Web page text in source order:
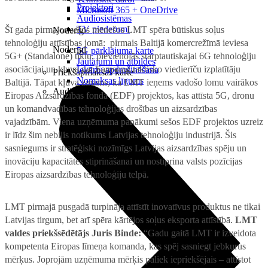
Microsoft 365 + OneDrive
Noderīgi
5G pārklājuma karte
Jautājumi un atbildes
Priekšapmaksas karte
Projektori
Audiosistēmas
TV piederumi
Noderīgi
Iekārtu apdrošināšana
Nomaksas līgums
Audio
Šī gada pirmajos sešos mēnešos LMT spēra būtiskus soļus
tehnoloģiju attīstības jomā: pirmais Baltijā komercrežīmā ieviesa
5G+ (Standalone) tīklu, pievienojās starptautiskajai 6G tehnoloģiju
asociācijai un kļuva par Samsung taktisko viedierīču izplatītāju
Baltijā. Tāpat kļuva zināms, ka LMT ieņems vadošo lomu vairākos
Eiropas Aizsardzības fonda (EDF) projektos, kas attīsta 5G, dronu
un komandvadības tehnoloģijas drošības un aizsardzības
vajadzībām. Viena uzņēmuma panākumi sešos EDF projektos uzreiz
ir līdz šim nebijis notikums Latvijas tehnoloģiju industrijā. Šis
sasniegums ir stratēģiski nozīmīgs Latvijas aizsardzības spēju un
inovāciju kapacitātes stiprināšanai un nostiprina valsts pozīcijas
Eiropas aizsardzības tehnoloģiju telpā.
LMT pirmajā pusgadā turpināja attīstīt inovatīvus produktus ne tikai
Latvijas tirgum, bet arī spēra kārtējos soļus eksporta attīstībā. LMT
valdes priekšsēdētājs Juris Binde:“Gadu gaitā LMT ir izveidota
kompetenta Eiropas līmeņa komanda, kas spēj sasniegt jebkurus
mērķus. Joprojām uzņēmuma mērķis paliek iepriekšējais – attīstot